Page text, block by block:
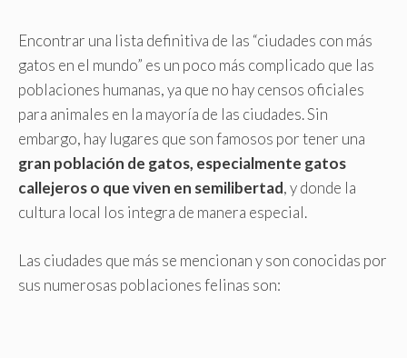
Encontrar una lista definitiva de las “ciudades con más
gatos en el mundo” es un poco más complicado que las
poblaciones humanas, ya que no hay censos oficiales
para animales en la mayoría de las ciudades. Sin
embargo, hay lugares que son famosos por tener una
gran población de gatos, especialmente gatos
callejeros o que viven en semilibertad, y donde la
cultura local los integra de manera especial.
Las ciudades que más se mencionan y son conocidas por
sus numerosas poblaciones felinas son: